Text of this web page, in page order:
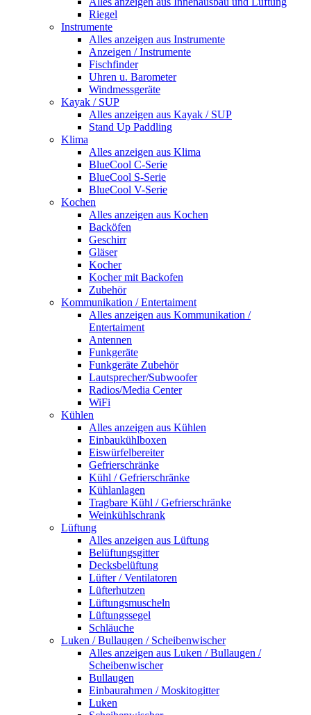
Riegel
Instrumente
Alles anzeigen aus Instrumente
Anzeigen / Instrumente
Fischfinder
Uhren u. Barometer
Windmessgeräte
Kayak / SUP
Alles anzeigen aus Kayak / SUP
Stand Up Paddling
Klima
Alles anzeigen aus Klima
BlueCool C-Serie
BlueCool S-Serie
BlueCool V-Serie
Kochen
Alles anzeigen aus Kochen
Backöfen
Geschirr
Gläser
Kocher
Kocher mit Backofen
Zubehör
Kommunikation / Entertaiment
Alles anzeigen aus Kommunikation /
Entertaiment
Antennen
Funkgeräte
Funkgeräte Zubehör
Lautsprecher/Subwoofer
Radios/Media Center
WiFi
Kühlen
Alles anzeigen aus Kühlen
Einbaukühlboxen
Eiswürfelbereiter
Gefrierschränke
Kühl / Gefrierschränke
Kühlanlagen
Tragbare Kühl / Gefrierschränke
Weinkühlschrank
Lüftung
Alles anzeigen aus Lüftung
Belüftungsgitter
Decksbelüftung
Lüfter / Ventilatoren
Lüfterhutzen
Lüftungsmuscheln
Lüftungssegel
Schläuche
Luken / Bullaugen / Scheibenwischer
Alles anzeigen aus Luken / Bullaugen /
Scheibenwischer
Bullaugen
Einbaurahmen / Moskitogitter
Luken